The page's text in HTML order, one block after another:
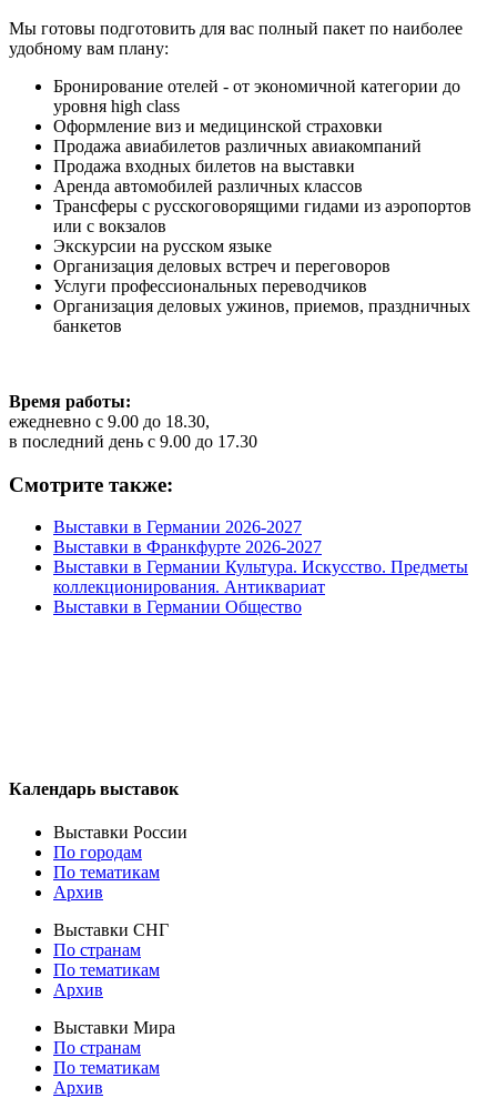
Мы готовы подготовить для вас полный пакет по наиболее
удобному вам плану:
Бронирование отелей - от экономичной категории до
уровня high class
Оформление виз и медицинской страховки
Продажа авиабилетов различных авиакомпаний
Продажа входных билетов на выставки
Аренда автомобилей различных классов
Трансферы с русскоговорящими гидами из аэропортов
или с вокзалов
Экскурсии на русском языке
Организация деловых встреч и переговоров
Услуги профессиональных переводчиков
Организация деловых ужинов, приемов, праздничных
банкетов
Время работы:
ежедневно с 9.00 до 18.30,
в последний день с 9.00 до 17.30
Смотрите также:
Выставки в Германии 2026-2027
Выставки в Франкфурте 2026-2027
Выставки в Германии Культура. Искусство. Предметы
коллекционирования. Антиквариат
Выставки в Германии Общество
Календарь выставок
Выставки России
По городам
По тематикам
Архив
Выставки СНГ
По странам
По тематикам
Архив
Выставки Мира
По странам
По тематикам
Архив